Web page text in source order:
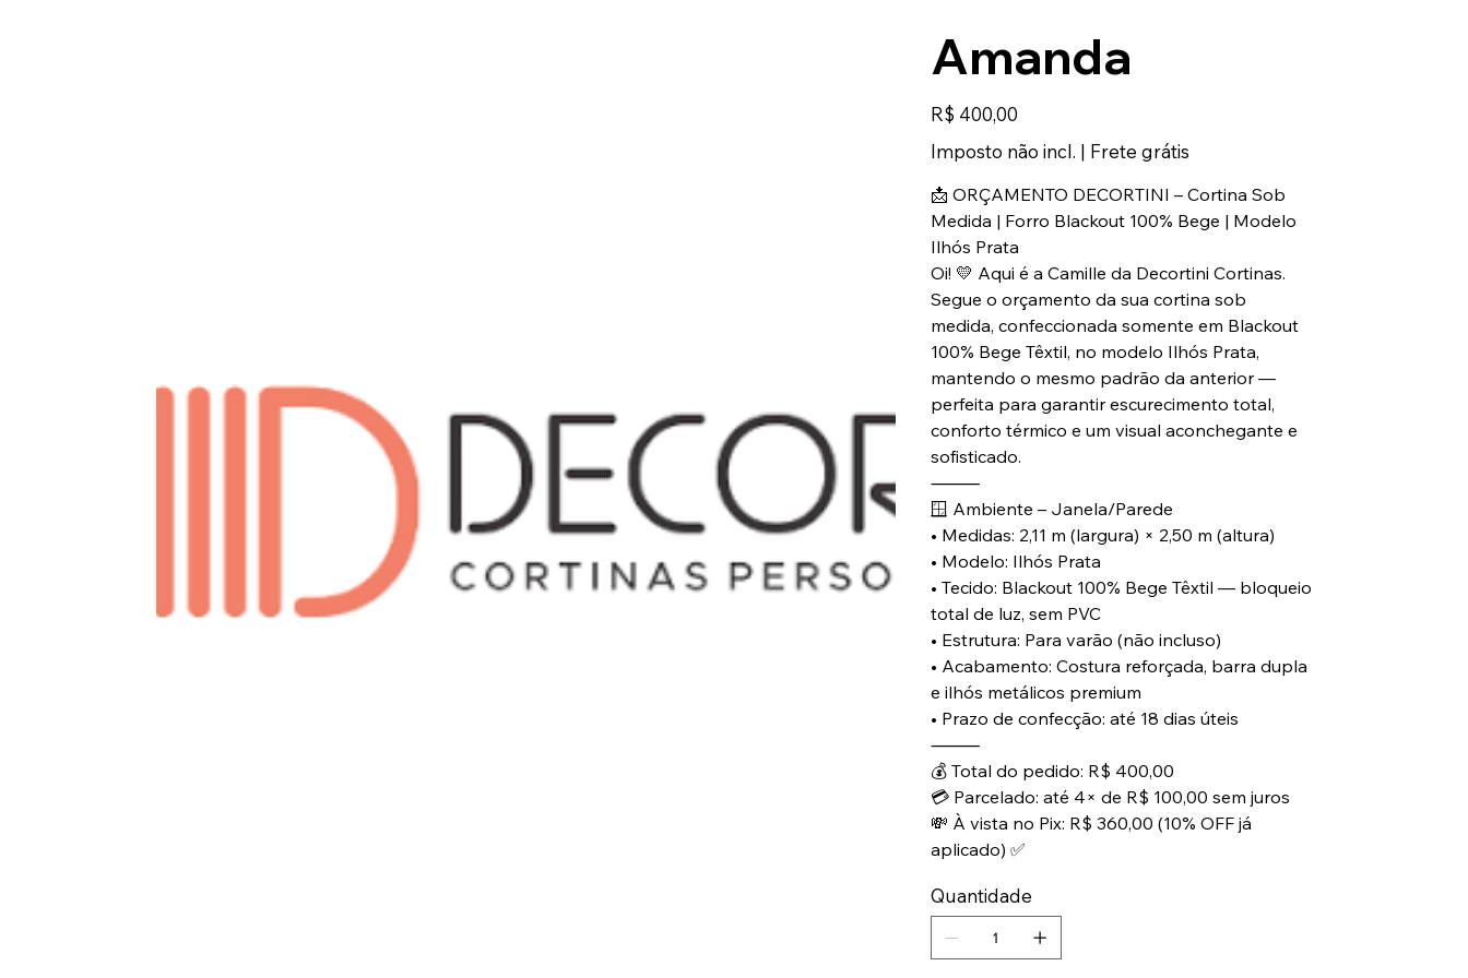
Amanda
Preço
R$ 400,00
Imposto não incl. | Frete grátis
📩 ORÇAMENTO DECORTINI – Cortina Sob
Medida | Forro Blackout 100% Bege | Modelo
Ilhós Prata
Oi! 💛 Aqui é a Camille da Decortini Cortinas.
Segue o orçamento da sua cortina sob
medida, confeccionada somente em Blackout
100% Bege Têxtil, no modelo Ilhós Prata,
mantendo o mesmo padrão da anterior —
perfeita para garantir escurecimento total,
conforto térmico e um visual aconchegante e
sofisticado.
⸻
🪟 Ambiente – Janela/Parede
• Medidas: 2,11 m (largura) × 2,50 m (altura)
• Modelo: Ilhós Prata
• Tecido: Blackout 100% Bege Têxtil — bloqueio
total de luz, sem PVC
• Estrutura: Para varão (não incluso)
• Acabamento: Costura reforçada, barra dupla
e ilhós metálicos premium
• Prazo de confecção: até 18 dias úteis
⸻
💰 Total do pedido: R$ 400,00
💳 Parcelado: até 4× de R$ 100,00 sem juros
💸 À vista no Pix: R$ 360,00 (10% OFF já
aplicado) ✅
Quantidade